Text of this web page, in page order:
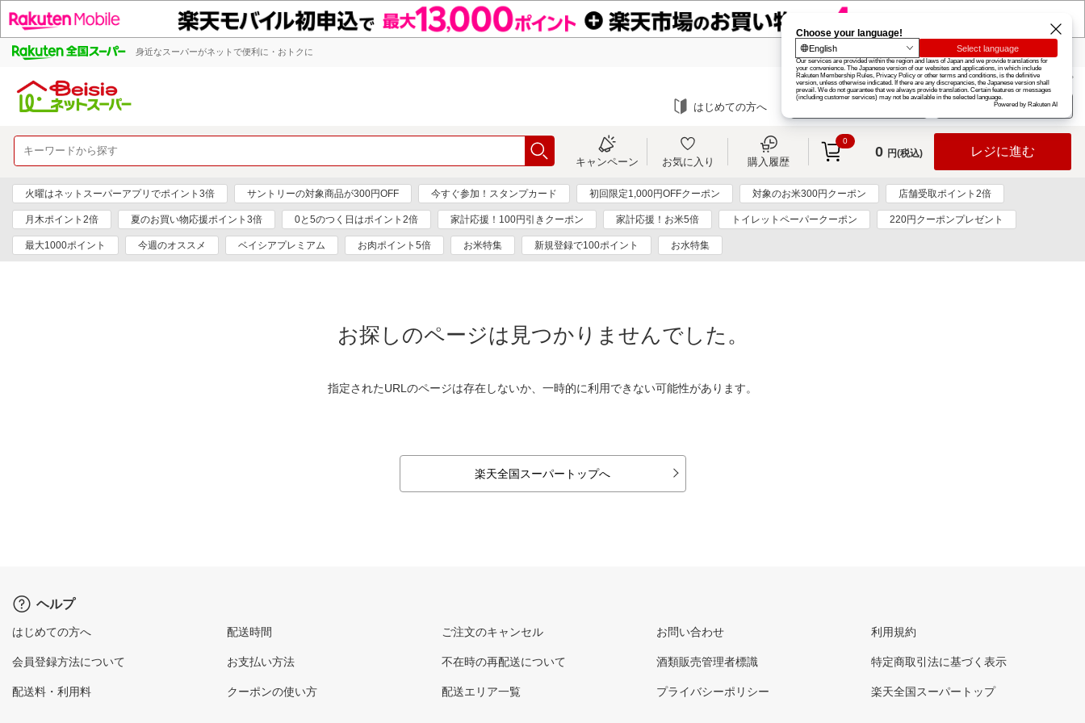
身近なスーパーがネットで便利に・おトクに 楽天グループ カード
お知らせ ヘルプ
はじめての方へ ログイン
キャンペーン お気に入り 購入履歴
0
0 円(税込) レジに進む
火曜はネットスーパーアプリでポイント3倍 サントリーの対象商品が300円OFF 今すぐ参加！スタンプカード 初回限定1,000円OFFクーポン 対象のお米300円クーポン 店舗受取ポイント2倍
月木ポイント2倍 夏のお買い物応援ポイント3倍 0と5のつく日はポイント2倍 家計応援！100円引きクーポン 家計応援！お米5倍 トイレットペーパークーポン 220円クーポンプレゼント
最大1000ポイント 今週のオススメ ベイシアプレミアム お肉ポイント5倍 お米特集 新規登録で100ポイント お水特集
お探しのページは見つかりませんでした。
指定されたURLのページは存在しないか、一時的に利用できない可能性があります。
楽天全国スーパートップへ
ヘルプ
はじめての方へ
会員登録方法について
配送料・利用料
配送時間
お支払い方法
クーポンの使い方
ご注文のキャンセル
不在時の再配送について
配送エリア一覧
お問い合わせ
酒類販売管理者標識
プライバシーポリシー
利用規約
特定商取引法に基づく表示
楽天全国スーパートップ